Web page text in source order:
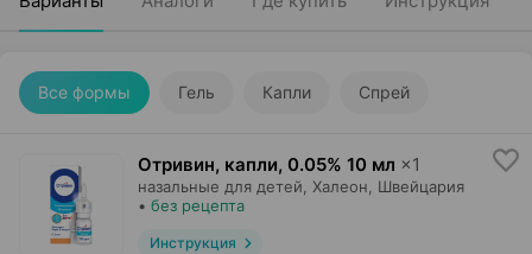
Все формы Гель Капли Спрей
Отривин, капли, 0.05% 10 мл ×1
назальные для детей, Халеон , Швейцария
• без рецепта
Инструкция